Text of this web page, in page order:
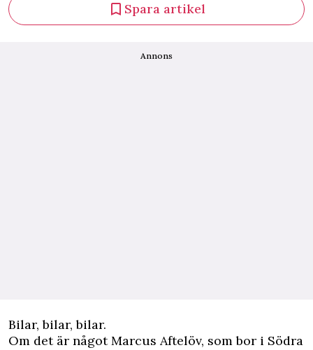
Spara artikel
Annons
Bilar, bilar, bilar.
Om det är något Marcus Aftelöv, som bor i Södra